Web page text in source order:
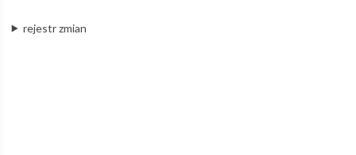
rejestr zmian